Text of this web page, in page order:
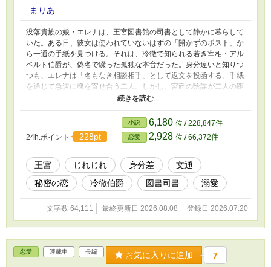
まりあ
没落貴族の娘・エレナは、王宮図書館の司書として静かに暮らして
いた。ある日、彼女は使われていないはずの「開かずのポスト」か
ら一通の手紙を見つける。それは、冷徹で知られる若き宰相・アル
ベルト伯爵が、偽名で綴った孤独な本音だった。身分違いと知りつ
つも、エレナは「名もなき相談相手」として返文を投函する。手紙
を通じて急速に魂を寄せ合う二人。しかし、宮廷の陰謀が二人の距
離を阻み、アルベルトは手紙の主を探し始める。手紙から始まる、
秘めやかで瑞々しい王宮ラブストーリー。
24h.ポイント 228pt
小説 6,180 位 / 228,847件
恋愛 2,928 位 / 66,372件
王宮 じれじれ 身分差
文通
秘密の恋
冷徹伯爵 図書司書 溺愛
文字数 64,111 最終更新日 2026.08.08 登録日 2026.07.20
恋愛 連載中 長編 お気に入りに追加 7